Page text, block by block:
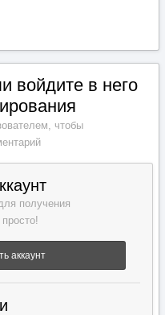
войдите в него
чтобы
получения
аккаунт